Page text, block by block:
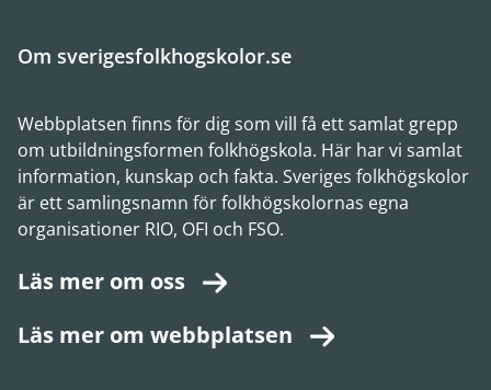
Om sverigesfolkhogskolor.se
Webbplatsen finns för dig som vill få ett samlat grepp
om utbildningsformen folkhögskola. Här har vi samlat
information, kunskap och fakta. Sveriges folkhögskolor
är ett samlingsnamn för folkhögskolornas egna
organisationer RIO, OFI och FSO.
Läs mer om oss
Läs mer om webbplatsen